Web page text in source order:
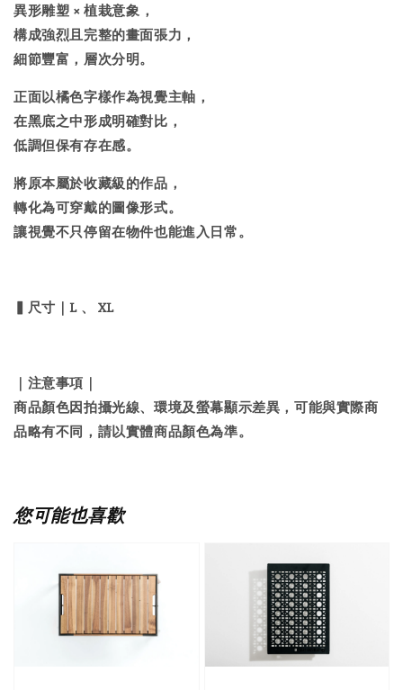
異形雕塑 × 植栽意象，
構成強烈且完整的畫面張力，
細節豐富，層次分明。
正面以橘色字樣作為視覺主軸，
在黑底之中形成明確對比，
低調但保有存在感。
將原本屬於收藏級的作品，
轉化為可穿戴的圖像形式。
讓視覺不只停留在物件也能進入日常。
▍尺寸｜L 、 XL
｜注意事項｜
商品顏色因拍攝光線、環境及螢幕顯示差異，可能與實際商
品略有不同，請以實體商品顏色為準。
您可能也喜歡